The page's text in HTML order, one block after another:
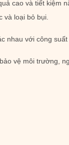
cao và tiết kiệm
và loại bỏ bụi.
nhau với công
vệ môi trường,